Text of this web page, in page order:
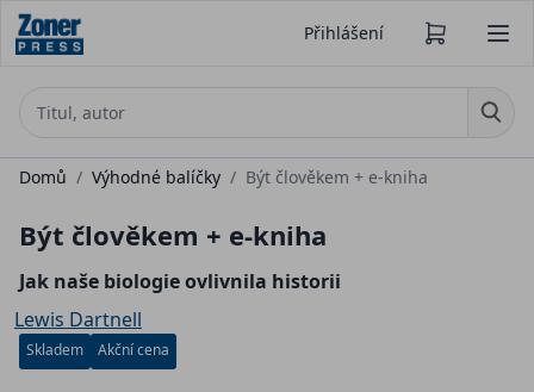
Přihlášení
Domů / Výhodné balíčky / Být člověkem + e-kniha
Být člověkem + e-kniha
Jak naše biologie ovlivnila historii
Lewis Dartnell
Skladem Akční cena